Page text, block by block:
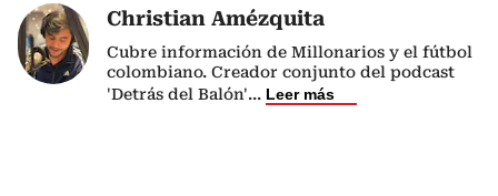
Christian Amézquita
Cubre información de Millonarios y el fútbol
colombiano. Creador conjunto del podcast
'Detrás del Balón'... Leer más